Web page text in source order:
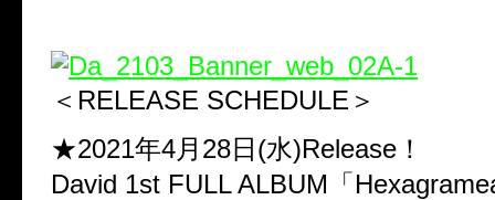
＜RELEASE SCHEDULE＞
★2021年4月28日(水)Release！
David 1st FULL ALBUM「